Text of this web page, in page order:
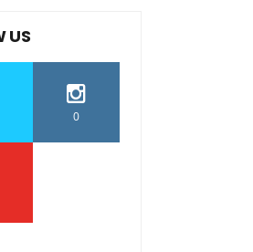
US
0